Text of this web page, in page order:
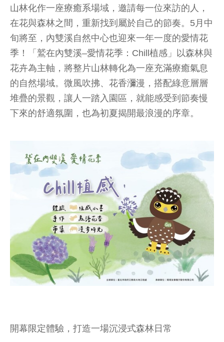
山林化作一座療癒系場域，邀請每一位來訪的人，
在花與森林之間，重新找到屬於自己的節奏。5月中
旬將至，內雙溪自然中心也迎來一年一度的愛情花
季！「鷲在內雙溪–愛情花季：Chill植感」以森林與
花卉為主軸，將整片山林轉化為一座充滿療癒氣息
的自然場域。微風吹拂、花香瀰漫，搭配綠意層層
堆疊的景觀，讓人一踏入園區，就能感受到節奏慢
下來的舒適氛圍，也為初夏揭開最浪漫的序章。
開幕限定體驗，打造一場沉浸式森林日常